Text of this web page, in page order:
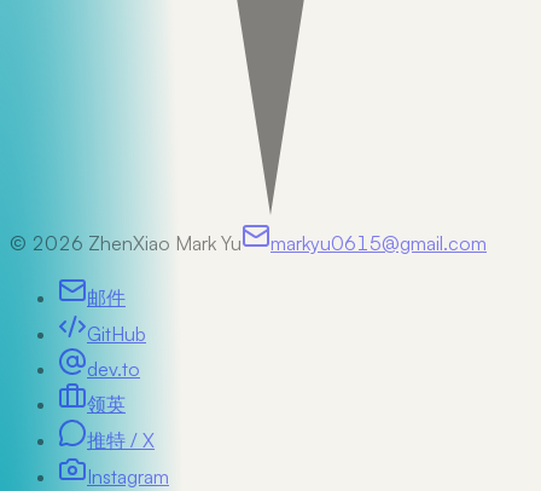
© 2026 ZhenXiao Mark Yu markyu0615@gmail.com
邮件
GitHub
dev.to
领英
推特 / X
Instagram